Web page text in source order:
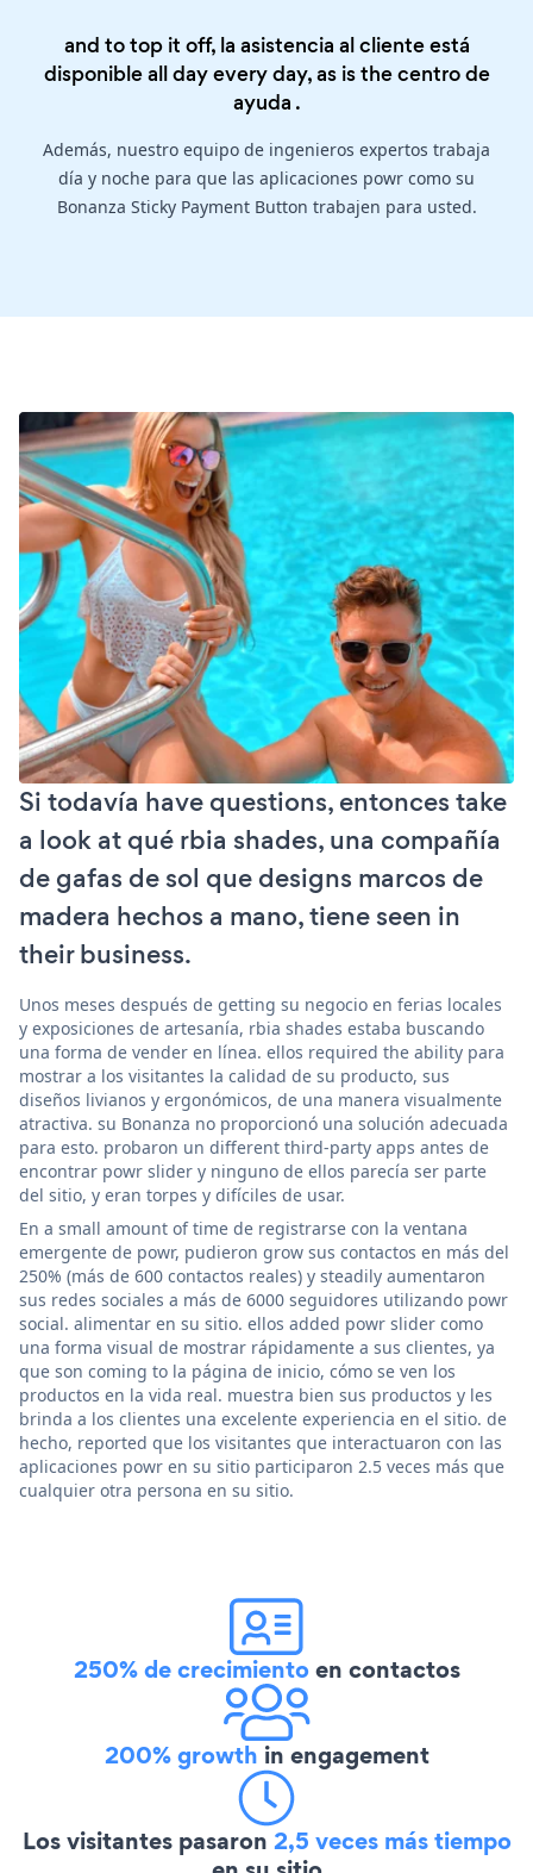
and to top it off, la asistencia al cliente está
disponible all day every day, as is thecentro de
ayuda .
Además, nuestro equipo de ingenieros expertos trabaja
día y noche para que las aplicaciones powr como su
Bonanza Sticky Payment Button trabajen para usted.
Si todavía have questions, entonces take
a look at qué rbia shades, una compañía
de gafas de sol que designs marcos de
madera hechos a mano, tiene seen in
their business.
Unos meses después de getting su negocio en ferias locales
y exposiciones de artesanía, rbia shades estaba buscando
una forma de vender en línea. ellos required the ability para
mostrar a los visitantes la calidad de su producto, sus
diseños livianos y ergonómicos, de una manera visualmente
atractiva. su Bonanza no proporcionó una solución adecuada
para esto. probaron un different third-party apps antes de
encontrar powr slider y ninguno de ellos parecía ser parte
del sitio, y eran torpes y difíciles de usar.
En a small amount of time de registrarse con la ventana
emergente de powr, pudieron grow sus contactos en más del
250% (más de 600 contactos reales) y steadily aumentaron
sus redes sociales a más de 6000 seguidores utilizando powr
social. alimentar en su sitio. ellos added powr slider como
una forma visual de mostrar rápidamente a sus clientes, ya
que son coming to la página de inicio, cómo se ven los
productos en la vida real. muestra bien sus productos y les
brinda a los clientes una excelente experiencia en el sitio. de
hecho, reported que los visitantes que interactuaron con las
aplicaciones powr en su sitio participaron 2.5 veces más que
cualquier otra persona en su sitio.
250% de crecimientoen contactos
200% growth in engagement
Los visitantes pasaron 2,5 veces más tiempo